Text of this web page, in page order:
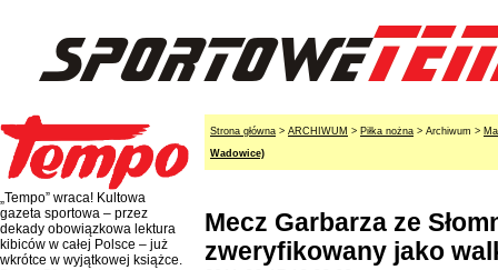
„Tempo” wraca! Kultowa
gazeta sportowa – przez
dekady obowiązkowa lektura
kibiców w całej Polsce – już
wkrótce w wyjątkowej książce.
Strona główna > ARCHIWUM > Piłka nożna > Archiwum >
Wadowice)
Mecz Garbarza ze
zweryfikowany jako